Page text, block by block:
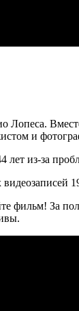
и
лет из-за
фильм! За